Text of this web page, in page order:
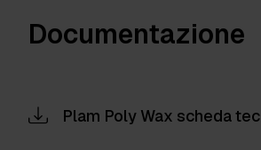
Documentazione
Plam Poly Wax scheda